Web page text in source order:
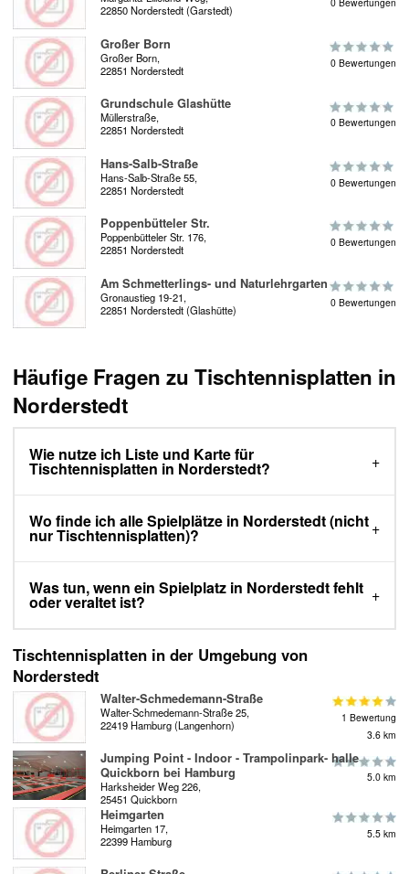
22850 Norderstedt (Garstedt)
Großer Born
Großer Born,
22851 Norderstedt
0 Bewertungen
Grundschule Glashütte
Müllerstraße,
22851 Norderstedt
0 Bewertungen
Hans-Salb-Straße
Hans-Salb-Straße 55,
22851 Norderstedt
0 Bewertungen
Poppenbütteler Str.
Poppenbütteler Str. 176,
22851 Norderstedt
0 Bewertungen
Am Schmetterlings- und Naturlehrgarten
Gronaustieg 19-21,
22851 Norderstedt (Glashütte)
0 Bewertungen
Häufige Fragen zu Tischtennisplatten in
Norderstedt
Wie nutze ich Liste und Karte für
Tischtennisplatten in Norderstedt?
Wo finde ich alle Spielplätze in Norderstedt (nicht
nur Tischtennisplatten)?
Was tun, wenn ein Spielplatz in Norderstedt fehlt
oder veraltet ist?
Tischtennisplatten in der Umgebung von
Norderstedt
Walter-Schmedemann-Straße
Walter-Schmedemann-Straße 25,
22419 Hamburg (Langenhorn)
1 Bewertung
3.6 km
Jumping Point - Indoor - Trampolinpark- halle
Quickborn bei Hamburg
Harksheider Weg 226,
25451 Quickborn
5.0 km
Heimgarten
Heimgarten 17,
22399 Hamburg
5.5 km